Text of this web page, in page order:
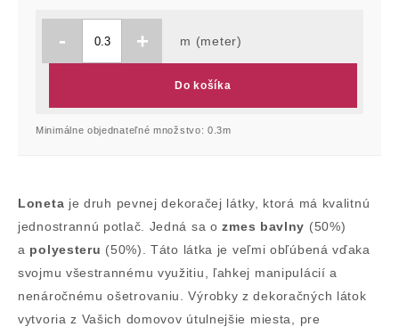
- + m (meter)
Do košíka
Minimálne objednateľné množstvo: 0.3m
Loneta je druh pevnej dekoračej látky, ktorá má kvalitnú
jednostrannú potlač. Jedná sa ozmes bavlny (50%)
a polyesteru (50%). Táto látka je veľmi obľúbená vďaka
svojmu všestrannému využitiu, ľahkej manipulácií a
nenáročnému ošetrovaniu. Výrobky z dekoračných látok
vytvoria z Vašich domovov útulnejšie miesta, pre